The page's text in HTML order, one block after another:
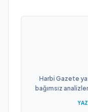
Harbi Gazete
bağımsız